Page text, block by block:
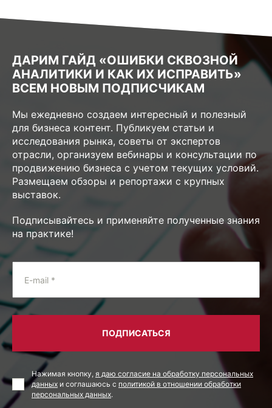
ДАРИМ ГАЙД «ОШИБКИ СКВОЗНОЙ
АНАЛИТИКИ И КАК ИХ ИСПРАВИТЬ»
ВСЕМ НОВЫМ ПОДПИСЧИКАМ
Мы ежедневно создаем интересный и полезный
для бизнеса контент. Публикуем статьи и
исследования рынка, советы от экспертов
отрасли, организуем вебинары и консультации по
продвижению бизнеса с учетом текущих условий.
Размещаем обзоры и репортажи с крупных
выставок.
Подписывайтесь и применяйте полученные знания
на практике!
E-mail *
ПОДПИСАТЬСЯ
Нажимая кнопку, я даю согласие на обработку персональных
данных и соглашаюсь с политикой в отношении обработки
персональных данных.